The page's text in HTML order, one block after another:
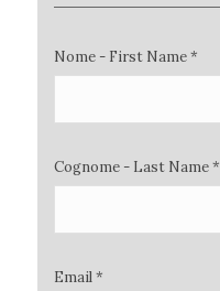
Nome - First Name *
Cognome - Last Name *
Email *